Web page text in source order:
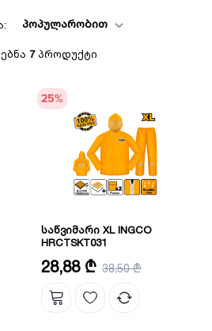
პოპულარობით
7პროდუქტი
25%
საწვიმარი XL INGCO
HRCTSKT031
ზომა: XL
სისქე: 0.33 მმ
28,88 ₾ 38,50 ₾